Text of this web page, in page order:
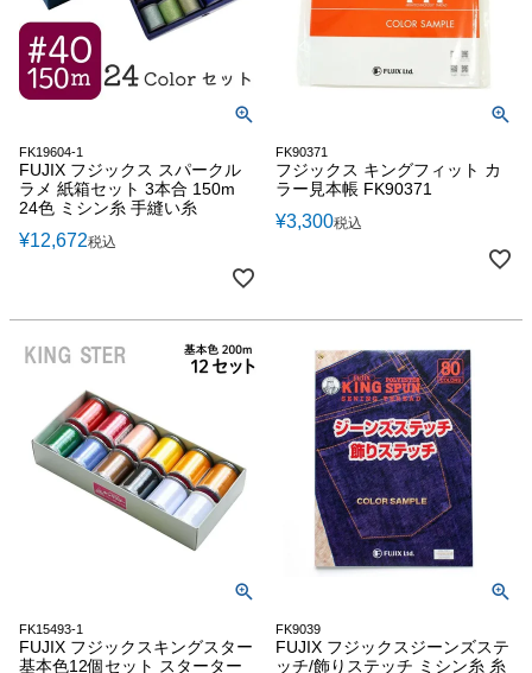
FK19604-1
FUJIX フジックス スパークル
ラメ 紙箱セット 3本合 150m
24色 ミシン糸 手縫い糸
¥12,672税込
FK90371
フジックス キングフィット カ
ラー見本帳 FK90371
¥3,300税込
FK15493-1
FUJIX フジックスキングスター
基本色12個セット スターター
FK9039
FUJIX フジックスジーンズステ
ッチ/飾りステッチ ミシン糸 糸